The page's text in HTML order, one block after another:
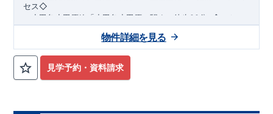
セス◇
・小田急小田原線
「小田急小田原」駅まで徒歩22分
◇ロケー
・相模原市立若草小学校 徒歩11分 ・相模原市立若草
中学校 徒歩5分 ・sanwa相模台店
徒歩9分 ​・セブンイレブン相模原相模台店 徒歩4分
◇ブルーミングガーデンのこだわり◇
見学予約・資料請求
物件詳細を見る